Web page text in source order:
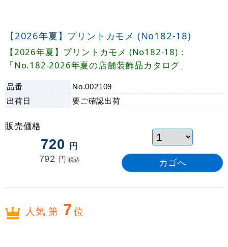
【2026年夏】プリントカモメ (No182-18)
【2026年夏】プリントカモメ (No182-18)：
「No.182-2026年夏の店舗装飾品カタログ」
品番 No.002109
出荷日 要ご確認出荷
販売価格
720 円
792 円 税込
人気 第 7位